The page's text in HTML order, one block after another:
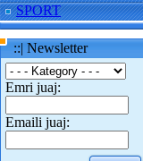
SPORT
::| Newsletter
Emri juaj:
Emaili juaj: